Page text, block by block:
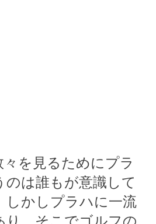
を見るためにプラ
は誰もが意識して
しかしプラハに一流
り、そこでゴルフの